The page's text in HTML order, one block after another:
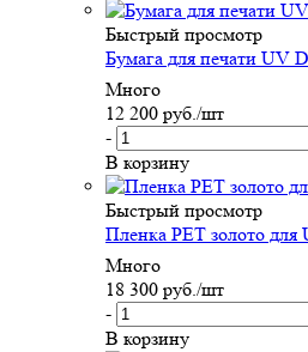
Быстрый просмотр
Бумага для печати UV
Много
12 200 руб./шт
-
В корзину
Быстрый просмотр
Пленка PET золото
Много
18 300 руб./шт
-
В корзину